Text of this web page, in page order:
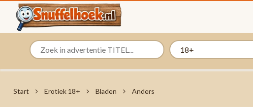
Start Erotiek 18+ Bladen Anders